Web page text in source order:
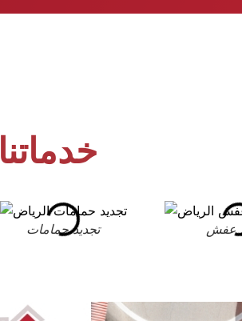
خدماتنا
تجديد حمامات عفش